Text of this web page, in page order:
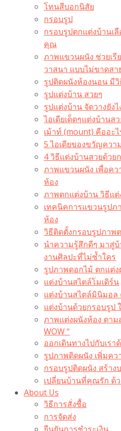
โทนสีบอกนิสัย
กรอบรูป
กรอบรูปตกแต่งบ้านเ
คุณ
ภาพแขวนผนัง ช่วยเรี
วาสนา แบบไม่ขาดสา
รูปติดผนังห้องนอน มี
รูปแต่งบ้าน สวยๆ
รูปแต่งบ้าน จัดวางยั
ไอเดียเด็ดๆแต่งบ้านส
เม้าท์ (mount) คืออะไ
5 ไอเดียของขวัญควา
4 วิธีแต่งบ้านสวยด้วย
ภาพแขวนผนัง เพื่อค
ห้อง
ภาพตกแต่งบ้าน วิธีแ
เทคนิคการแขวนรูปภ
ห้อง
วิธีติดตั้งกรอบรูปภาพ
นำความรู้สึกดีๆ มาสู่
งานศิลปะที่ไม่ซ้ำใคร
รูปภาพดอกไม้ ตกแต่
แต่งบ้านสไตล์โมเดิร์น
แต่งบ้านสไตล์มินิมอล
แต่งบ้านด้วยกรอบรูป
ภาพแต่งผนังห้อง ตา
WOW “
ออกเดินทางไปกับเรา
รูปภาพติดผนัง เพิ่มค
กรอบรูปติดผนัง สร้า
เปลี่ยนบ้านที่คุณรัก ด้
About Us
วิธีการสั่งซื้อ
การจัดส่ง
ยืนยันการชำระเงิน